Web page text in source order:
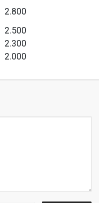
2.800
2.500
2.300
2.000